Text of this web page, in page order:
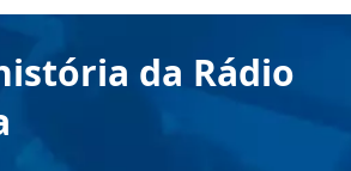
da Rádio